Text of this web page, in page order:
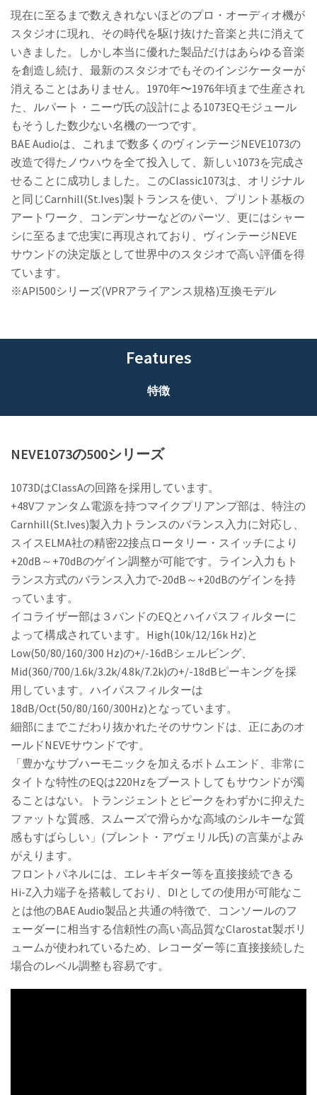
現在に至るまで数えきれないほどのプロ・オーディオ機が
スタジオに現れ、その時代を駆け抜けた音楽と共に消えて
いきました。しかし本当に優れた製品だけはあらゆる音楽
を創造し続け、最新のスタジオでもそのインジケーターが
消えることはありません。1970年〜1976年頃まで生産され
た、ルパート・ニーヴ氏の設計による1073EQモジュール
もそうした数少ない名機の一つです。
BAE Audioは、これまで数多くのヴィンテージNEVE1073の
改造で得たノウハウを全て投入して、新しい1073を完成さ
せることに成功しました。このClassic1073は、オリジナル
と同じCarnhill(St.Ives)製トランスを使い、プリント基板の
アートワーク、コンデンサーなどのパーツ、更にはシャー
シに至るまで忠実に再現されており、ヴィンテージNEVE
サウンドの決定版として世界中のスタジオで高い評価を得
ています。
※API500シリーズ(VPRアライアンス規格)互換モデル
Features
特徴
NEVE1073の500シリーズ
1073DはClassAの回路を採用しています。
+48Vファンタム電源を持つマイクプリアンプ部は、特注の
Carnhill(St.Ives)製入力トランスのバランス入力に対応し、
スイスELMA社の精密22接点ロータリー・スイッチにより
+20dB～+70dBのゲイン調整が可能です。ライン入力もト
ランス方式のバランス入力で-20dB～+20dBのゲインを持
っています。
イコライザー部は３バンドのEQとハイパスフィルターに
よって構成されています。High(10k/12/16k Hz)と
Low(50/80/160/300 Hz)の+/-16dBシェルビング、
Mid(360/700/1.6k/3.2k/4.8k/7.2k)の+/-18dBピーキングを採
用しています。ハイパスフィルターは
18dB/Oct(50/80/160/300Hz)となっています。
細部にまでこだわり抜かれたそのサウンドは、正にあのオ
ールドNEVEサウンドです。
「豊かなサブハーモニックを加えるボトムエンド、非常に
タイトな特性のEQは220Hzをブーストしてもサウンドが濁
ることはない。トランジェントとピークをわずかに抑えた
ファットな質感、スムーズで滑らかな高域のシルキーな質
感もすばらしい」(ブレント・アヴェリル氏) の言葉がよみ
がえります。
フロントパネルには、エレキギター等を直接接続できる
Hi-Z入力端子を搭載しており、DIとしての使用が可能なこ
とは他のBAE Audio製品と共通の特徴で、コンソールのフ
ェーダーに相当する信頼性の高い高品質なClarostat製ボリ
ュームが使われているため、レコーダー等に直接接続した
場合のレベル調整も容易です。